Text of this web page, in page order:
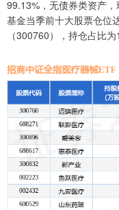
99.13%，无债券类资产
基金当季前十大股票仓位
（300760），持仓占比为